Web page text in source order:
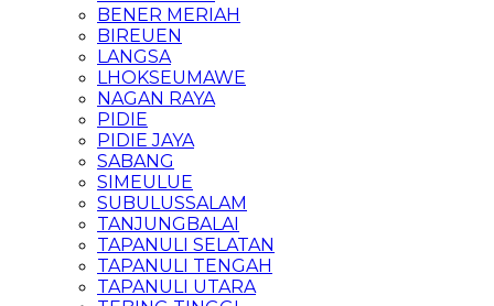
BENER MERIAH
BIREUEN
LANGSA
LHOKSEUMAWE
NAGAN RAYA
PIDIE
PIDIE JAYA
SABANG
SIMEULUE
SUBULUSSALAM
TANJUNGBALAI
TAPANULI SELATAN
TAPANULI TENGAH
TAPANULI UTARA